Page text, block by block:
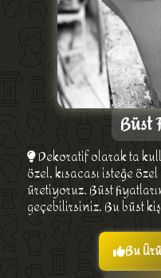
Büst
Dekoratif olarak ta
özel, kısacası isteğe
üretiyoruz. Büst
geçebilirsiniz. Bu büst
Bu